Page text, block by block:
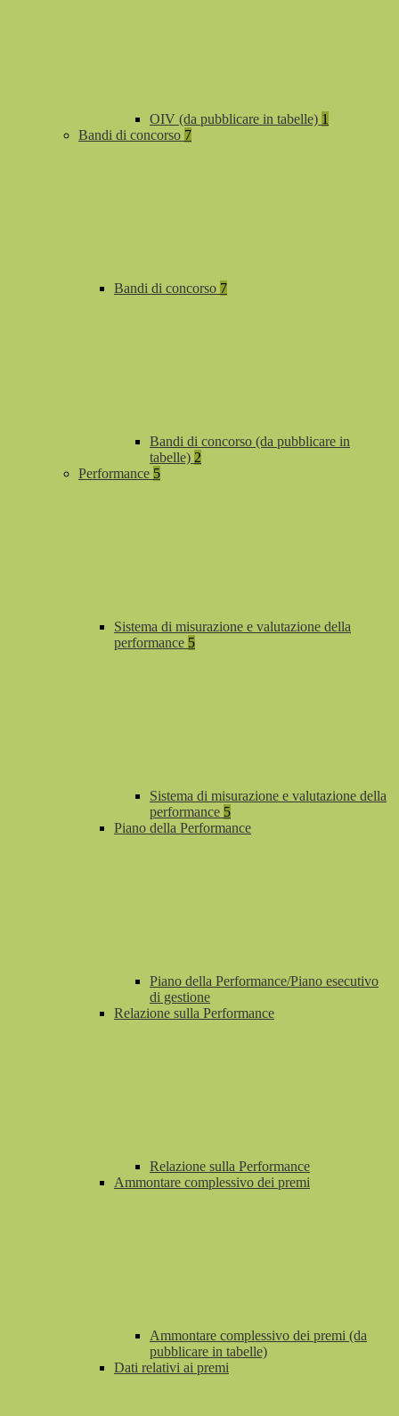
OIV (da pubblicare in tabelle) 1
Bandi di concorso 7
Bandi di concorso 7
Bandi di concorso (da pubblicare in
tabelle) 2
Performance 5
Sistema di misurazione e valutazione della
performance 5
Sistema di misurazione e valutazione della
performance 5
Piano della Performance
Piano della Performance/Piano esecutivo
di gestione
Relazione sulla Performance
Relazione sulla Performance
Ammontare complessivo dei premi
Ammontare complessivo dei premi (da
pubblicare in tabelle)
Dati relativi ai premi